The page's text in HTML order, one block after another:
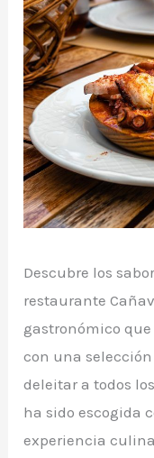
Descubre los
restaurante
gastronómico
con una
deleitar a todos
ha sido escogida
experiencia